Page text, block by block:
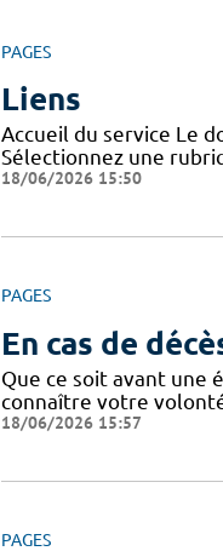
PAGES
Liens
Accueil du service Le
Sélectionnez une
18/06/2026 15:50
PAGES
En cas de
Que ce soit avant une
connaître votre
18/06/2026 15:57
PAGES